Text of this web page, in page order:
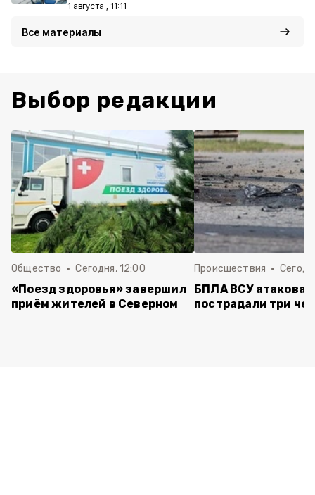
1 августа , 11:11
Все материалы
Выбор редакции
Общество Сегодня, 12:00
«Поезд здоровья» завершил
приём жителей в Северном
Происшествия
БПЛА ВСУ атаковал
пострадали три